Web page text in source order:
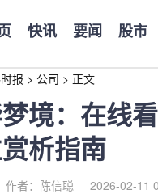
快讯 要闻 股市
报 > 公司 > 正文
境：在线
析指南
作者：陈信聪 2026-02-11